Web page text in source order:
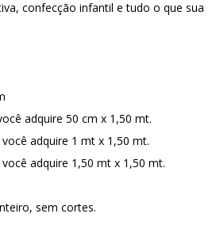
confecção infantil e tudo o que sua
adquire 50 cm x 1,50 mt.
adquire 1 mt x 1,50 mt.
adquire 1,50 mt x 1,50 mt.
sem cortes.